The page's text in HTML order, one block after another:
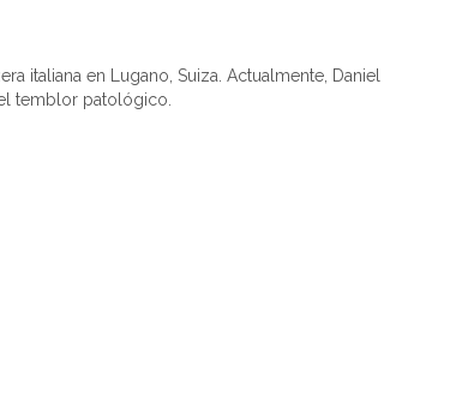
italiana en Lugano, Suiza. Actualmente, Daniel
temblor patológico.